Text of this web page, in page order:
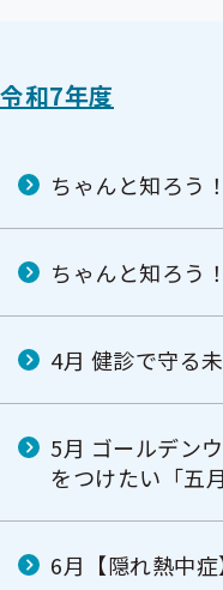
令和7年度
ちゃんと知ろう
ちゃんと知ろう
4月 健診で守る
5月 ゴールデン
をつけたい「五
6月【隠れ熱中